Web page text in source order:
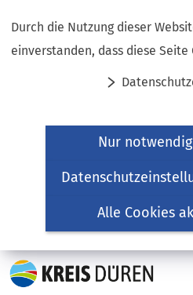
Durch die Nutzung dieser
einverstanden, dass diese Seite
Nur
Alle Cookies
Inhalt anspringen